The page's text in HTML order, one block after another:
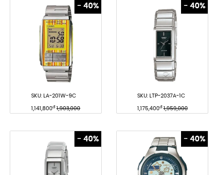
- 40%
SKU:LA-201W-9C
1,141,800đ 1,903,000
- 40%
SKU:LTP-2037A-1C
1,175,400đ 1,959,000
- 40% - 40%